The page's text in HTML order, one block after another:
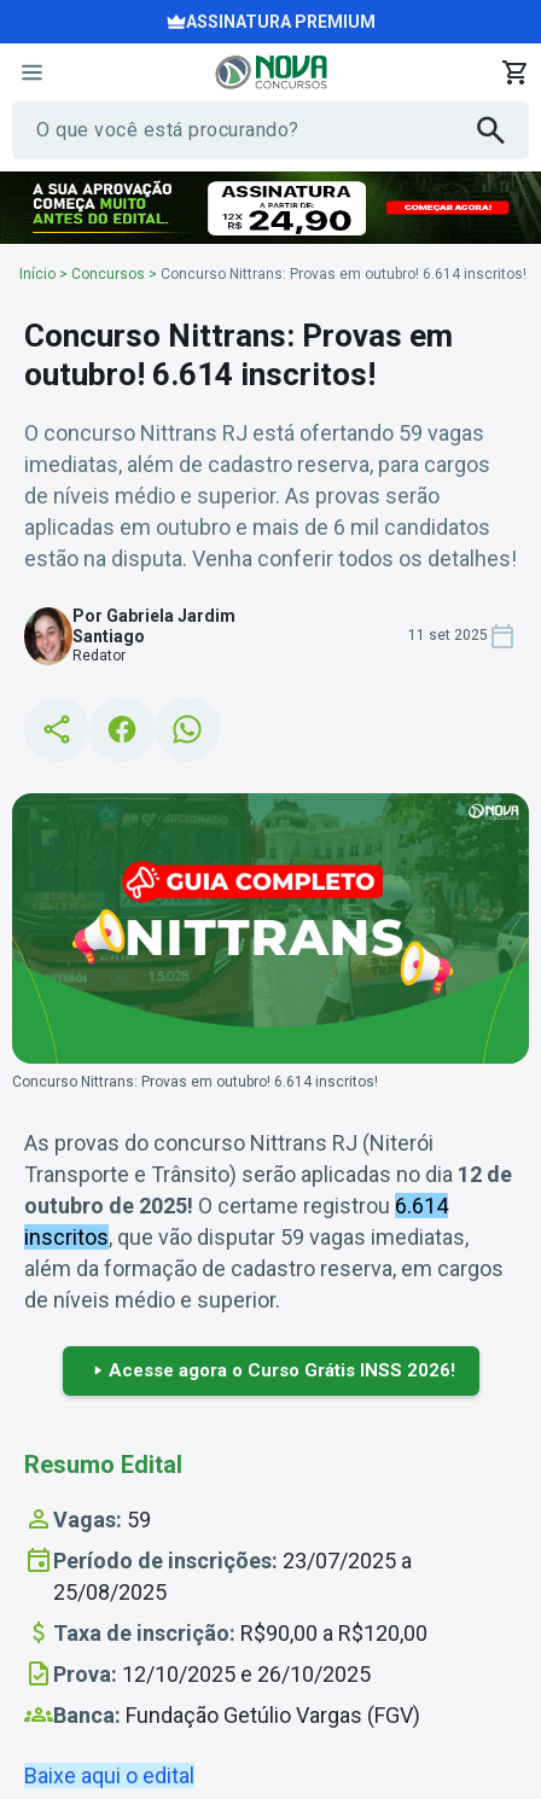
ASSINATURA PREMIUM
Início > Concursos > Concurso Nittrans: Provas em outubro! 6.614 inscritos!
Concurso Nittrans: Provas em
outubro! 6.614 inscritos!
O concurso Nittrans RJ está ofertando 59 vagas
imediatas, além de cadastro reserva, para cargos
de níveis médio e superior. As provas serão
aplicadas em outubro e mais de 6 mil candidatos
estão na disputa. Venha conferir todos os detalhes!
Por Gabriela Jardim
Santiago
Redator
11 set 2025
Concurso Nittrans: Provas em outubro! 6.614 inscritos!
As provas do concurso Nittrans RJ (Niterói
Transporte e Trânsito) serão aplicadas no dia 12 de
outubro de 2025! O certame registrou 6.614
inscritos, que vão disputar 59 vagas imediatas,
além da formação de cadastro reserva, em cargos
de níveis médio e superior.
Acesse agora o Curso Grátis INSS 2026!
Resumo Edital
Vagas: 59
Período de inscrições: 23/07/2025 a
25/08/2025
Taxa de inscrição: R$90,00 a R$120,00
Prova: 12/10/2025 e 26/10/2025
Banca: Fundação Getúlio Vargas (FGV)
Baixe aqui o edital